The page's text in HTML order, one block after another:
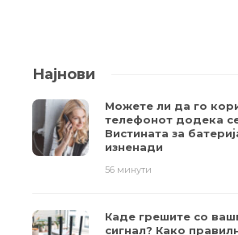
Најнови
Можете ли да го
телефонот додека
Вистината за
изненади
56 минути
Каде грешите со
сигнал? Како